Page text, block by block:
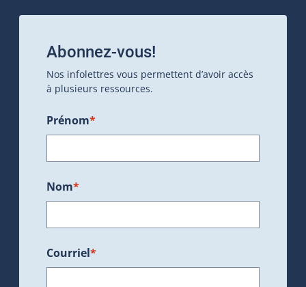
Abonnez-vous!
Nos infolettres vous permettent d’avoir accès
à plusieurs ressources.
Prénom*
Nom*
Courriel*